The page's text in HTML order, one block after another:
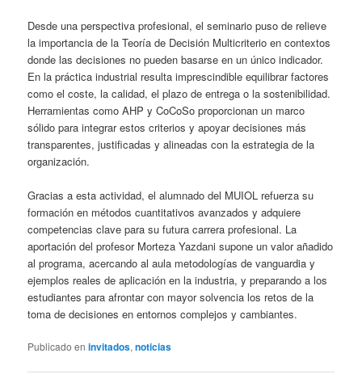
Desde una perspectiva profesional, el seminario puso de relieve
la importancia de la Teoría de Decisión Multicriterio en contextos
donde las decisiones no pueden basarse en un único indicador.
En la práctica industrial resulta imprescindible equilibrar factores
como el coste, la calidad, el plazo de entrega o la sostenibilidad.
Herramientas como AHP y CoCoSo proporcionan un marco
sólido para integrar estos criterios y apoyar decisiones más
transparentes, justificadas y alineadas con la estrategia de la
organización.
Gracias a esta actividad, el alumnado del MUIOL refuerza su
formación en métodos cuantitativos avanzados y adquiere
competencias clave para su futura carrera profesional. La
aportación del profesor Morteza Yazdani supone un valor añadido
al programa, acercando al aula metodologías de vanguardia y
ejemplos reales de aplicación en la industria, y preparando a los
estudiantes para afrontar con mayor solvencia los retos de la
toma de decisiones en entornos complejos y cambiantes.
Publicado en invitados,noticias